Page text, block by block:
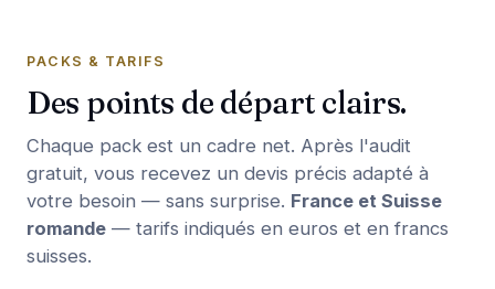
PACKS & TARIFS
Des points de départ clairs.
Chaque pack est un cadre net. Après l'audit
gratuit, vous recevez un devis précis adapté à
votre besoin — sans surprise. France et Suisse
romande — tarifs indiqués en euros et en francs
suisses.